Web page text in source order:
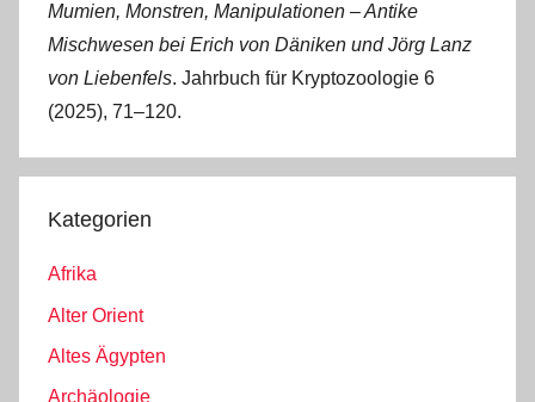
Mumien, Monstren, Manipulationen ‒ Antike
Mischwesen bei Erich von Däniken und Jörg Lanz
von Liebenfels. Jahrbuch für Kryptozoologie 6
(2025), 71‒120.
Kategorien
Afrika
Alter Orient
Altes Ägypten
Archäologie